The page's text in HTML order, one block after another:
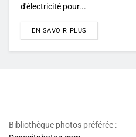
d'électricité pour...
EN SAVOIR PLUS
Bibliothèque photos préférée :